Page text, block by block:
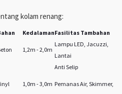
kolam renang:
KedalamanFasilitas Tambahan
1,2m - 2,0m
Lampu LED, Jacuzzi,
Lantai
Anti Selip
1,0m - 3,0m Pemanas Air, Skimmer,